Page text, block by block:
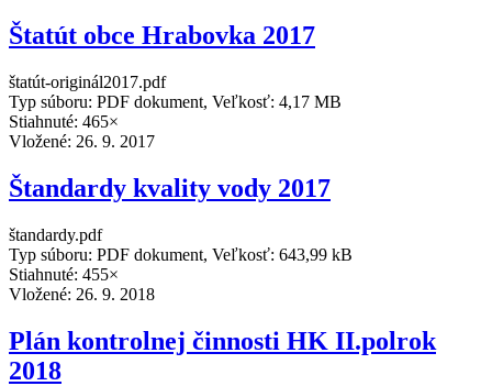
Štatút obce Hrabovka 2017
štatút-originál2017.pdf
Typ súboru: PDF dokument, Veľkosť: 4,17 MB
Stiahnuté: 465×
Vložené: 26. 9. 2017
Štandardy kvality vody 2017
štandardy.pdf
Typ súboru: PDF dokument, Veľkosť: 643,99 kB
Stiahnuté: 455×
Vložené: 26. 9. 2018
Plán kontrolnej činnosti HK II.polrok
2018